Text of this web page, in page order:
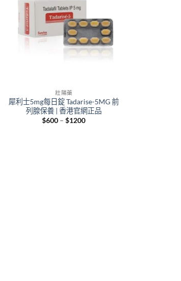
壯陽藥
犀利士5mg每日錠 Tadarise-5MG 前
列腺保養 | 香港官網正品
$600 – $1200Price